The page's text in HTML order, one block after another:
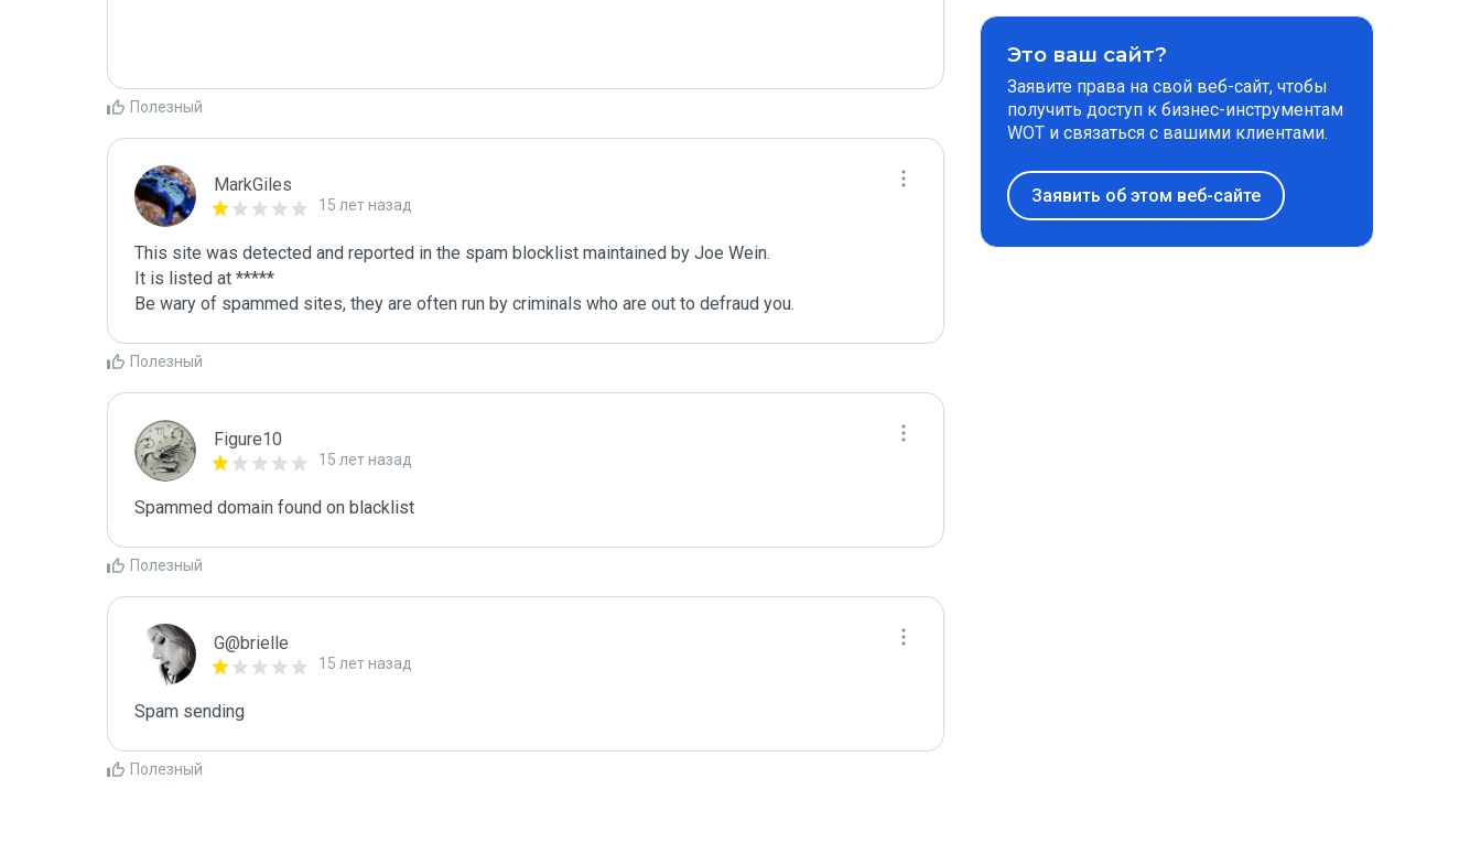
Полезный
MarkGiles
15 лет назад
This site was detected and reported in the spam blocklist maintained by Joe Wein.
It is listed at *****
Be wary of spammed sites, they are often run by criminals who are out to defraud you.
Полезный
Figure10
15 лет назад
Spammed domain found on blacklist
Полезный
G@brielle
15 лет назад
Spam sending
Полезный
Это ваш сайт?
Заявите права на свой веб-сайт, чтобы
получить доступ к бизнес-инструментам
WOT и связаться с вашими клиентами.
Заявить об этом веб-сайте